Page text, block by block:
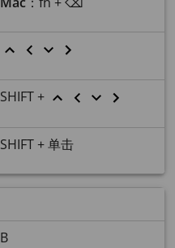
SHIFT +
SHIFT + 单击
B